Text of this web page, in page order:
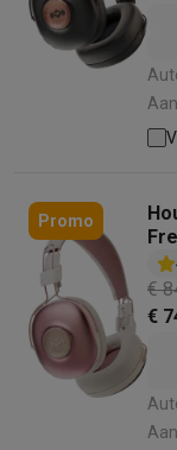
Promo
€
€